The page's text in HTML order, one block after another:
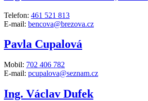
Telefon: 461 521 813
E-mail: bencova@brezova.cz
Pavla Cupalová
Mobil: 702 406 782
E-mail: pcupalova@seznam.cz
Ing. Václav Dufek